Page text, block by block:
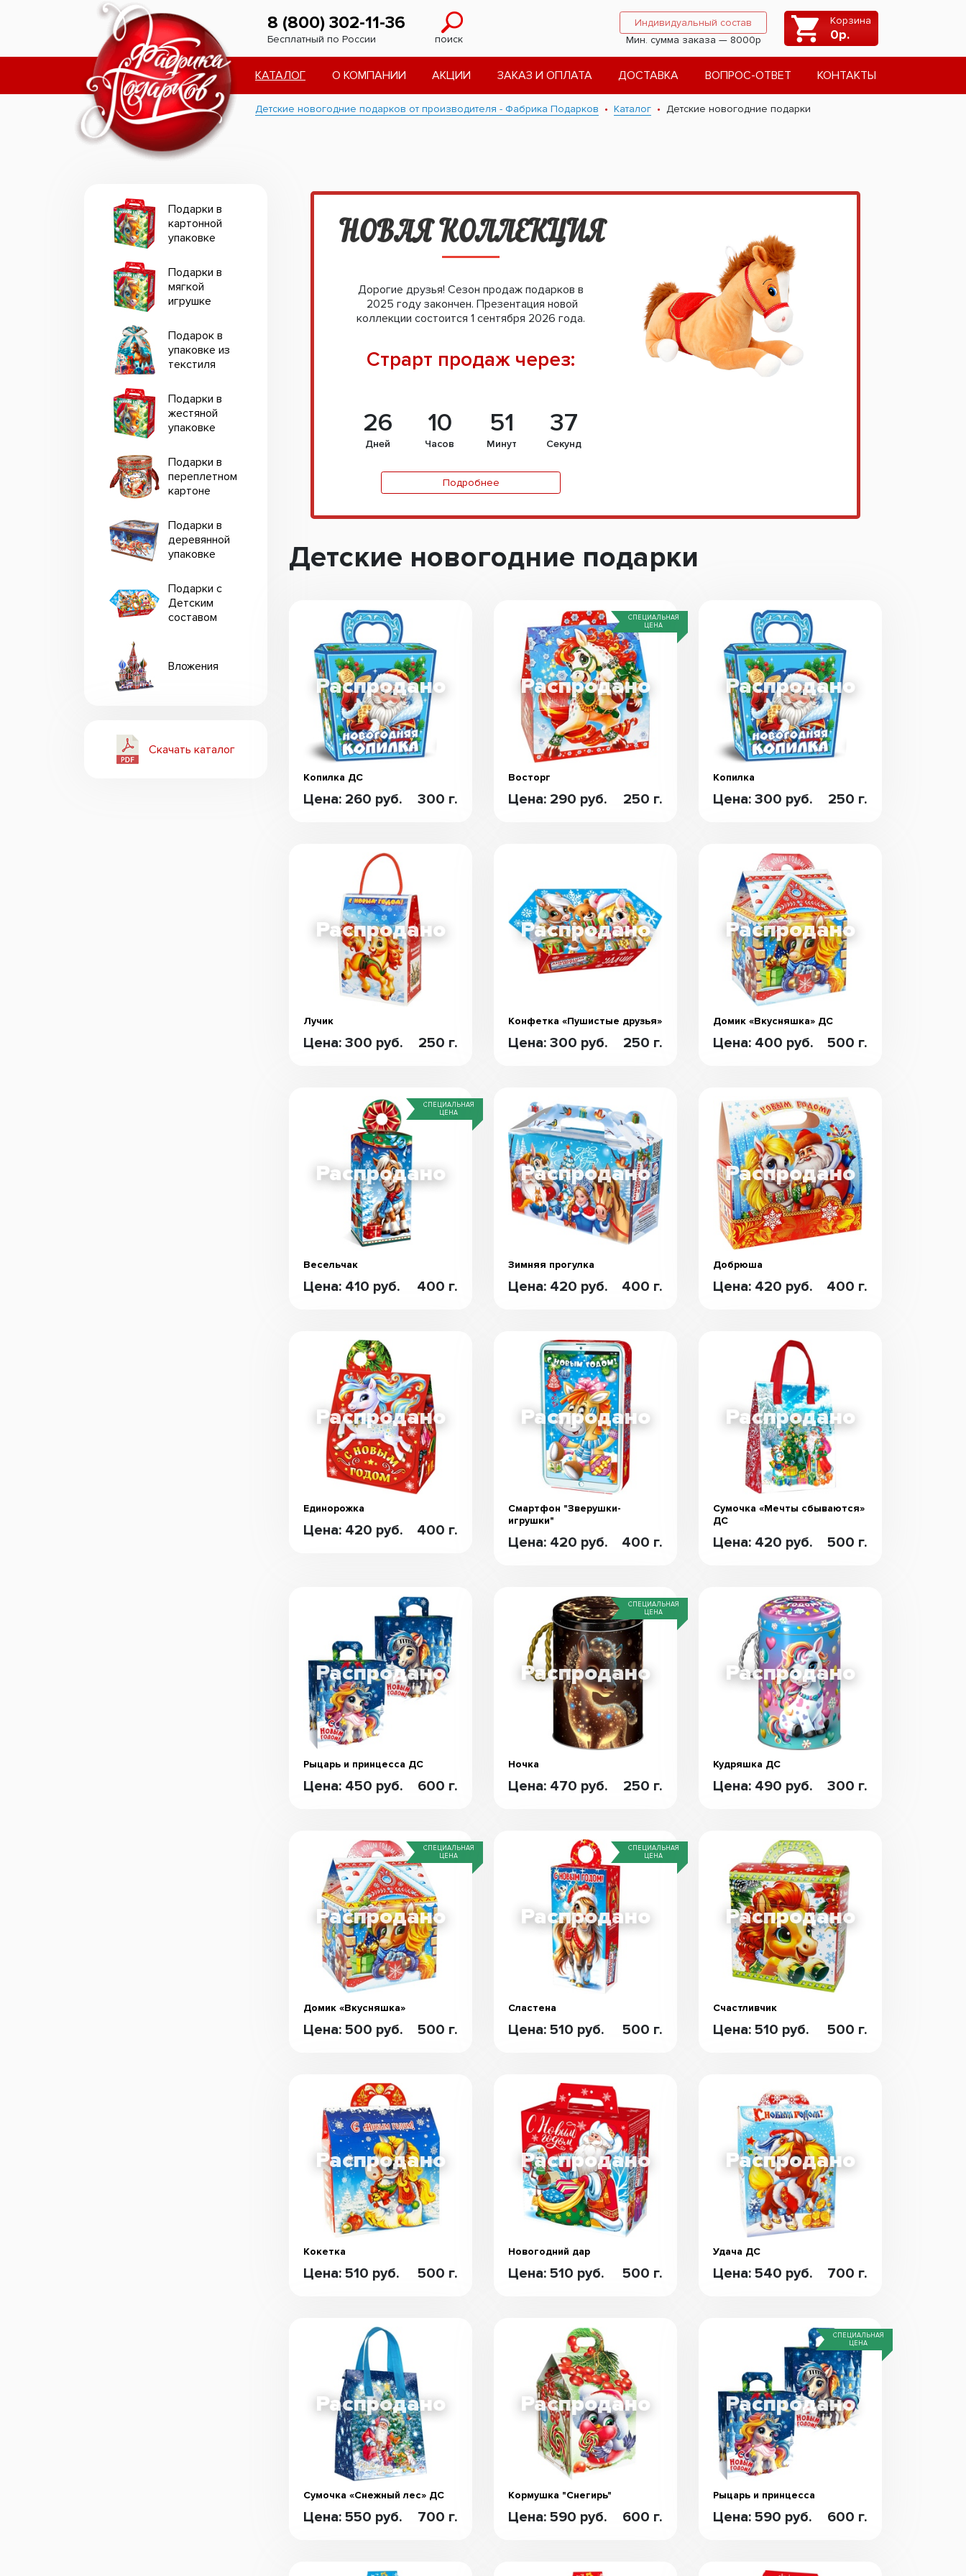
8 (800) 302-11-36
Бесплатный по России поиск
Индивидуальный состав
Мин. сумма заказа — 8000р
Корзина
0р.
КАТАЛОГ О КОМПАНИИ АКЦИИ ЗАКАЗ И ОПЛАТА ДОСТАВКА ВОПРОС-ОТВЕТ КОНТАКТЫ
Детские новогодние подарков от производителя - Фабрика Подарков Каталог Детские новогодние подарки
Подарки в
картонной
упаковке
Подарки в
мягкой
игрушке
Подарок в
упаковке из
текстиля
Подарки в
жестяной
упаковке
Подарки в
переплетном
картоне
Подарки в
деревянной
упаковке
Подарки с
Детским
составом
Вложения
Скачать каталог
НОВАЯ КОЛЛЕКЦИЯ
Дорогие друзья! Сезон продаж подарков в
2025 году закончен. Презентация новой
коллекции состоится 1 сентября 2026 года.
Страрт продаж через:
26
Дней
10
Часов
51
Минут
36
Секунд
Подробнее
Детские новогодние подарки
Копилка ДС
Цена: 260 руб. 300 г.
СПЕЦИАЛЬНАЯ
ЦЕНА
Восторг
Цена: 290 руб. 250 г.
Копилка
Цена: 300 руб. 250 г.
Лучик
Цена: 300 руб. 250 г.
Конфетка «Пушистые друзья»
Цена: 300 руб. 250 г.
Домик «Вкусняшка» ДС
Цена: 400 руб. 500 г.
СПЕЦИАЛЬНАЯ
ЦЕНА
Весельчак
Цена: 410 руб. 400 г.
Зимняя прогулка
Цена: 420 руб. 400 г.
Добрюша
Цена: 420 руб. 400 г.
Единорожка
Цена: 420 руб. 400 г.
Смартфон "Зверушки-
игрушки"
Цена: 420 руб. 400 г.
Сумочка «Мечты сбываются»
ДС
Цена: 420 руб. 500 г.
Рыцарь и принцесса ДС
Цена: 450 руб. 600 г.
СПЕЦИАЛЬНАЯ
ЦЕНА
Ночка
Цена: 470 руб. 250 г.
Кудряшка ДС
Цена: 490 руб. 300 г.
СПЕЦИАЛЬНАЯ
ЦЕНА
Домик «Вкусняшка»
Цена: 500 руб. 500 г.
СПЕЦИАЛЬНАЯ
ЦЕНА
Сластена
Цена: 510 руб. 500 г.
Счастливчик
Цена: 510 руб. 500 г.
Кокетка
Цена: 510 руб. 500 г.
Новогодний дар
Цена: 510 руб. 500 г.
Удача ДС
Цена: 540 руб. 700 г.
Сумочка «Снежный лес» ДС
Цена: 550 руб. 700 г.
Кормушка "Снегирь"
Цена: 590 руб. 600 г.
СПЕЦИАЛЬНАЯ
ЦЕНА
Рыцарь и принцесса
Цена: 590 руб. 600 г.